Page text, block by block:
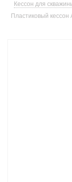
Кессон для
Пластиковый кессон